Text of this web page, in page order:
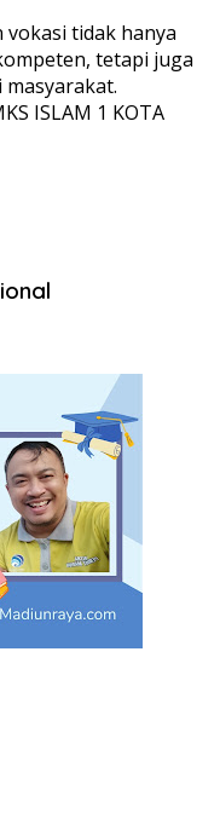
vokasi tidak hanya
tetapi juga
ISLAM 1 KOTA